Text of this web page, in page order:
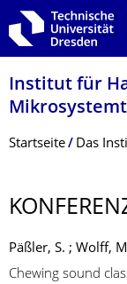
Zur Hauptnavigation
Zur Suche springen
Zum Inhalt springen
Institut für
Breadcrumb-Menü
Startseite Das
Päßler, S. ; Wolff,
Chewing sound